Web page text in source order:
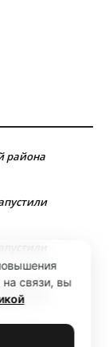
района
на связи, вы